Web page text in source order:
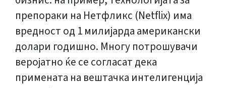
препораки на Нетфликс (Netflix) има
вредност од 1 милијарда американски
долари годишно. Многу потрошувачи
веројатно ќе се согласат дека
примената на вештачка интелигенција